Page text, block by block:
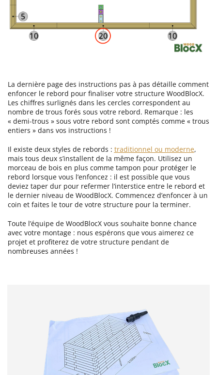
La dernière page des instructions pas à pas détaille comment
enfoncer le rebord pour finaliser votre structure WoodBlocX.
Les chiffres surlignés dans les cercles correspondent au
nombre de trous forés sous votre rebord. Remarque : les
« demi-trous » sous votre rebord sont comptés comme « trous
entiers » dans vos instructions !
Il existe deux styles de rebords : traditionnel ou moderne,
mais tous deux s’installent de la même façon. Utilisez un
morceau de bois en plus comme tampon pour protéger le
rebord lorsque vous l’enfoncez : il est possible que vous
deviez taper dur pour refermer l’interstice entre le rebord et
le dernier niveau de WoodBlocX. Commencez d’enfoncer à un
coin et faites le tour de votre structure pour la terminer.
Toute l’équipe de WoodBlocX vous souhaite bonne chance
avec votre montage : nous espérons que vous aimerez ce
projet et profiterez de votre structure pendant de
nombreuses années !